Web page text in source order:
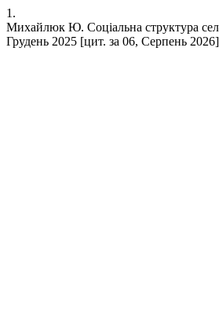
1.
Михайлюк Ю. Соціальна структура
Грудень 2025 [цит. за 06, Серпень